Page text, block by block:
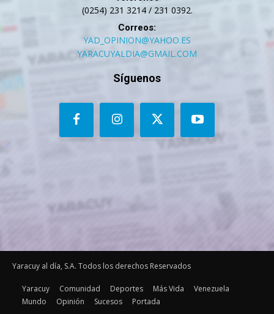
(0254) 231 3214 / 231 0392.
Correos:
YAD_OPINION@YAHOO.ES
YARACUYALDIA@GMAIL.COM
Síguenos
Yaracuy al día, S.A. Todos los derechos Reservados
Yaracuy Comunidad Deportes Más Vida
Venezuela
Mundo
Opinión Sucesos Portada